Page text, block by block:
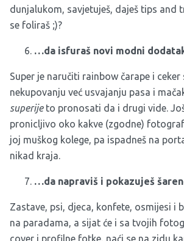
dunjalukom, savjetuješ, daješ tips and
se foliraš ;)?
…da isfuraš novi modni
Super je naručiti rainbow čarape i
nekupovanju već usvajanju pasa i
superijeto pronosati da i drugi vide.
pronicljivo oko kakve (zgodne)
joj muškog kolege, pa ispadneš na
nikad kraja.
…da napraviš i pokazuješ
Zastave, psi, djeca, konfete, osmijesi i
na paradama, a sijat će i sa tvojih
cover i profilne fotke, naći se na zidu